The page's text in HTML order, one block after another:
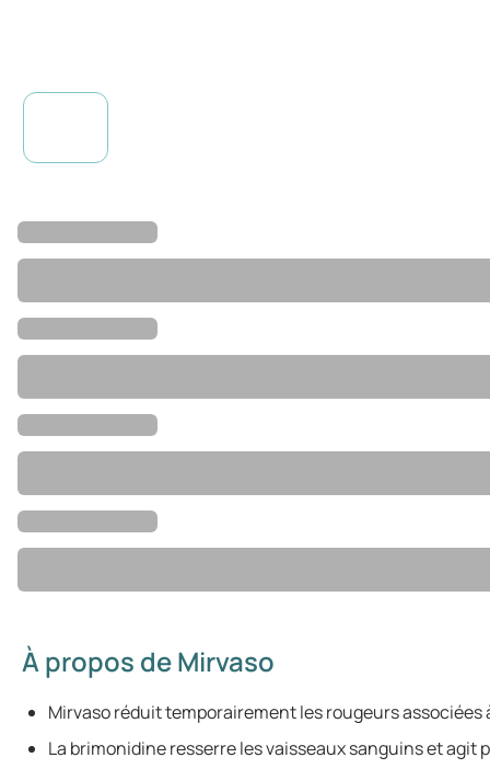
À propos de Mirvaso
Mirvaso réduit temporairement les rougeurs associées
La brimonidine resserre les vaisseaux sanguins et agit